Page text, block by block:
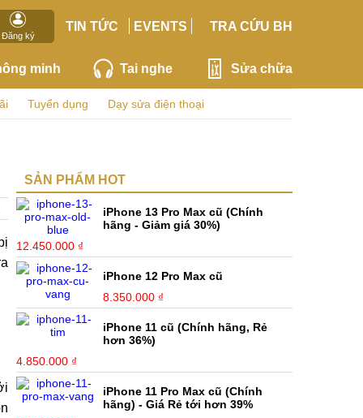
Đăng ký
TIN TỨC EVENTS TRA CỨU BH
minh Tai nghe Sửa chữa
Tuyển dụng Dạy sửa điện thoại
SẢN PHẨM HOT
iPhone 13 Pro Max cũ (Chính
hãng - Giảm giá 30%)
12.450.000 ₫
iPhone 12 Pro Max cũ
8.350.000 ₫
iPhone 11 cũ (Chính hãng, Rẻ
hơn 36%)
4.850.000 ₫
iPhone 11 Pro Max cũ (Chính
hãng) - Giá Rẻ tới hơn 39%